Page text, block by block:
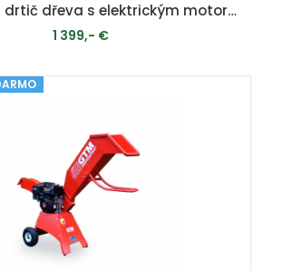
GTS 600 E - drtič dřeva s elektrickým motorem
1 399,- €
PRIDAŤ DO KOŠÍKA